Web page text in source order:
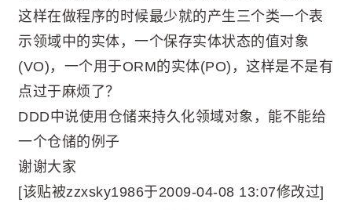
这样在做程序的时候最少就的产生三个类一个表
示领域中的实体，一个保存实体状态的值对象
(VO)，一个用于ORM的实体(PO)，这样是不是有
点过于麻烦了？
DDD中说使用仓储来持久化领域对象，能不能给
一个仓储的例子
谢谢大家
[该贴被zzxsky1986于2009-04-08 13:07修改过]